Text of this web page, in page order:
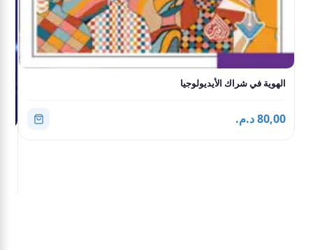
الهوية في شراك الأيديولوجيا
80,00 د.م.